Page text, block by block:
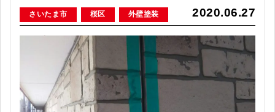
2020.06.27
さいたま市 桜区 外壁塗装